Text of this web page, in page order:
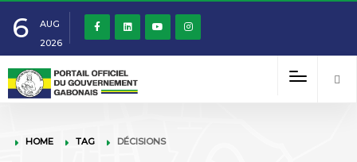
6
AUG
2026
HOME TAG DÉCISIONS